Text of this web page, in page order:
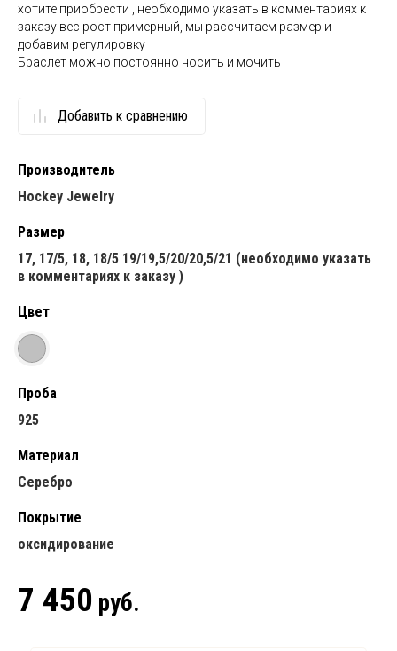
хотите приобрести , необходимо указать в комментариях к
заказу вес рост примерный, мы рассчитаем размер и
добавим регулировку
Браслет можно постоянно носить и мочить
Добавить к сравнению
Производитель
Hockey Jewelry
Размер
17, 17/5, 18, 18/5 19/19,5/20/20,5/21 (необходимо указать
в комментариях к заказу )
Цвет
Проба
925
Материал
Серебро
Покрытие
оксидирование
7 450 руб.